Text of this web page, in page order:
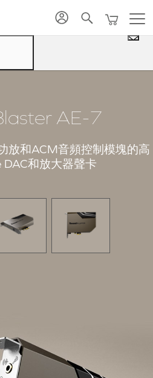
AE-7
放和ACM音頻控制模塊的高
DAC和放大器聲卡